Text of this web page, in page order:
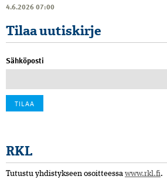
4.6.2026 07:00
Tilaa uutiskirje
Sähköposti
RKL
Tutustu yhdistykseen osoitteessa www.rkl.fi.